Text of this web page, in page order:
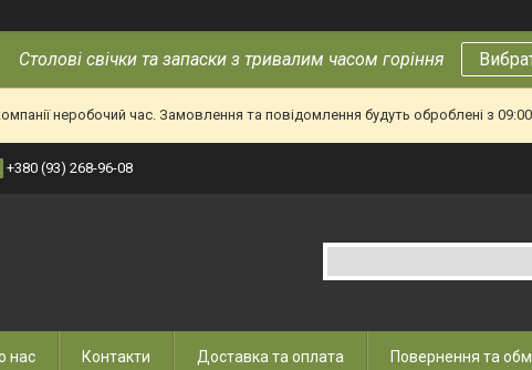
Столові свічки та запаски з тривалим часом горіння
неробочий час. Замовлення та повідомлення будуть оброблені з
+380 (93) 268-96-08
нас Контакти Доставка та оплата Повернення та